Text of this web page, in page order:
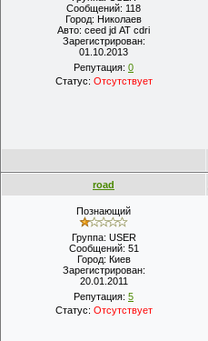
Сообщений: 118
Город: Николаев
Авто: ceed jd АТ cdri
Зарегистрирован:
01.10.2013
Репутация: 0
Статус: Отсутствует
road
Познающий
Группа: USER
Сообщений: 51
Город: Киев
Зарегистрирован:
20.01.2011
Репутация: 5
Статус: Отсутствует